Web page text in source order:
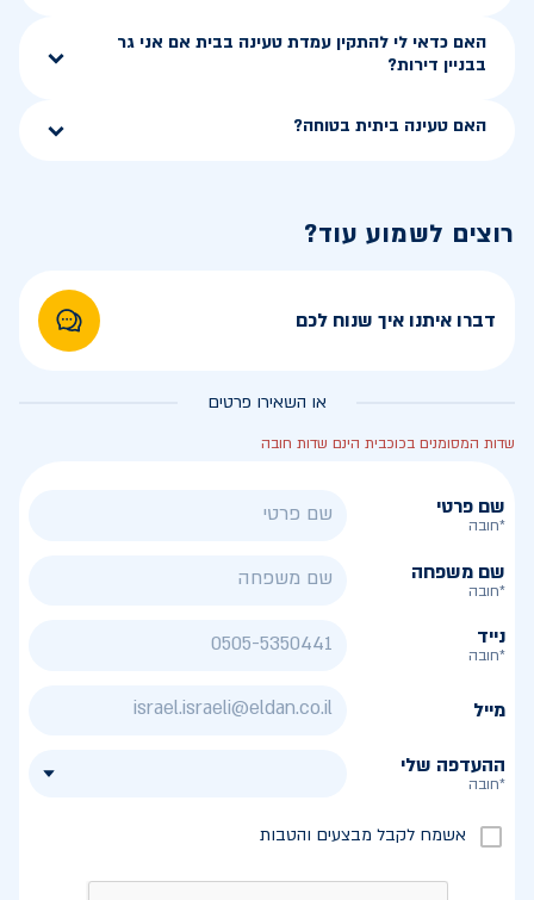
האם כדאי לי להתקין עמדת טעינה בבית אם אני גר
בבניין דירות?
האם טעינה ביתית בטוחה?
רוצים לשמוע עוד?
דברו איתנו איך שנוח לכם
או השאירו פרטים
שדות המסומנים בכוכבית הינם שדות חובה
שם פרטי
*חובה
שם משפחה
*חובה
נייד
*חובה
מייל
ההעדפה שלי
*חובה
אשמח לקבל מבצעים והטבות